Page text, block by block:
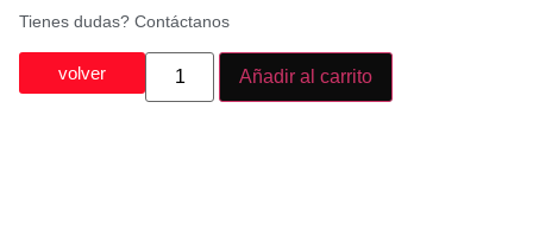
Tienes dudas? Contáctanos
volver Añadir al carrito